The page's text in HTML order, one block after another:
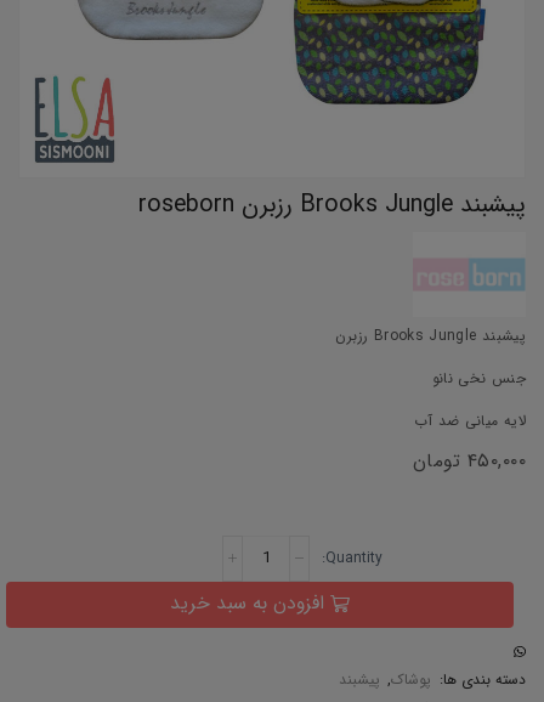
پیشبند Brooks Jungle رزبرن roseborn
پیشبند Brooks Jungle رزبرن
جنس نخی نانو
لایه میانی ضد آب
۴۵۰,۰۰۰ تومان
افزودن به سبد خرید
دسته بندی ها: پوشاک, پیشبند